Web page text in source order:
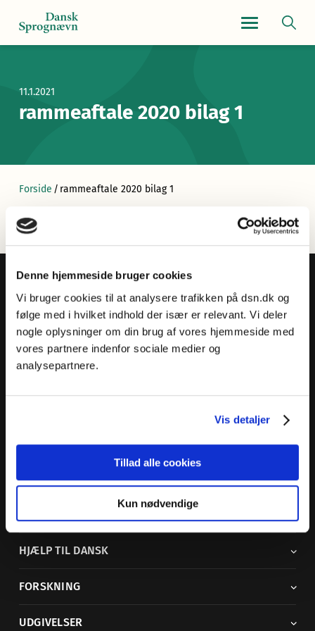
Denne hjemmeside bruger cookies
Vi bruger cookies til at analysere trafikken på dsn.dk og
følge med i hvilket indhold der især er relevant. Vi deler
nogle oplysninger om din brug af vores hjemmeside med
vores partnere indenfor sociale medier og
analysepartnere.
Vis detaljer
Tillad alle cookies
Kun nødvendige
11.1.2021
rammeaftale 2020 bilag 1
Forside / rammeaftale 2020 bilag 1
Dansk Sprognævn
Adelgade 119 B
5400 Bogense
adm@dsn.dk
HJÆLP TIL DANSK
FORSKNING
UDGIVELSER